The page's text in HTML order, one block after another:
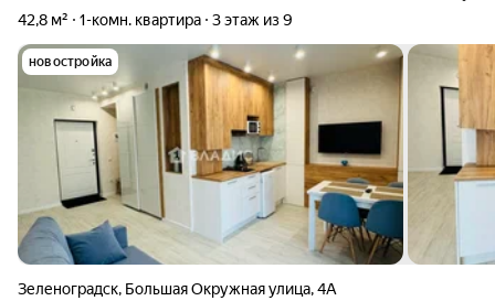
42,8 м² 1-комн. квартира 3 этаж из 9
новостройка
Зеленоградск, Большая Окружная улица,4А